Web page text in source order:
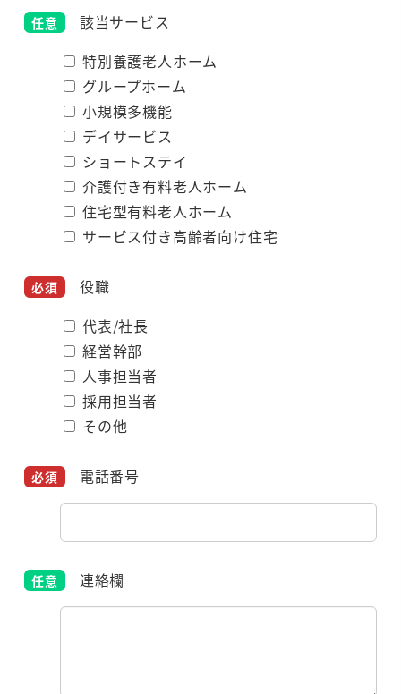
該当サービス
特別養護老人ホーム
グループホーム
小規模多機能
デイサービス
ショートステイ
介護付き有料老人ホーム
住宅型有料老人ホーム
サービス付き高齢者向け住宅
役職
代表/社長
経営幹部
人事担当者
採用担当者
その他
電話番号
連絡欄